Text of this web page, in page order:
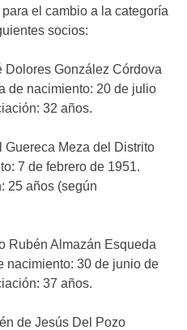
el cambio a la categoría
socios:
Dolores González Córdova
de nacimiento: 20 de julio
32 años.
Meza del Distrito
7 de febrero de 1951.
25 años (según
Rubén Almazán Esqueda
nacimiento: 30 de junio de
37 años.
de Jesús Del Pozo